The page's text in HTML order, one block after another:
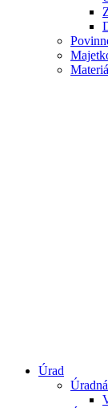
Úrad